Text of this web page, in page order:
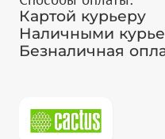
Картой курьеру
Наличными
Безналичная